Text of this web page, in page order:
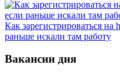
Как зарегистрироваться на
раньше искали там работу
Вакансии дня